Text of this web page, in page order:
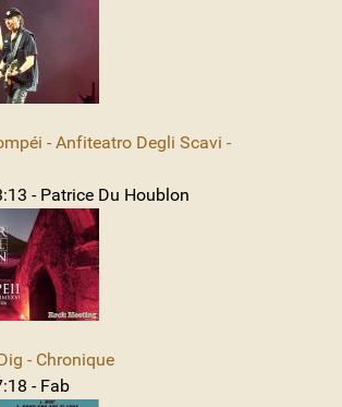
- Anfiteatro Degli Scavi -
- Patrice Du Houblon
- Chronique
- Fab